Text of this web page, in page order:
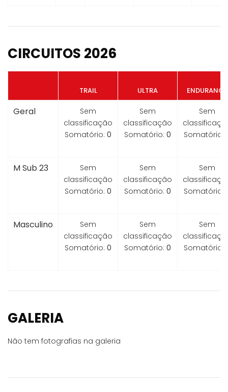
CIRCUITOS 2026
TRAIL ULTRA ENDURANCE
Geral
Sem
classificação
Somatório: 0
Sem
classificação
Somatório: 0
Sem
Somatório:
M Sub 23
Sem
classificação
Somatório: 0
Sem
classificação
Somatório: 0
Sem
Somatório:
Masculino
Sem
classificação
Somatório: 0
Sem
classificação
Somatório: 0
Sem
Somatório:
GALERIA
Não tem fotografias na galeria